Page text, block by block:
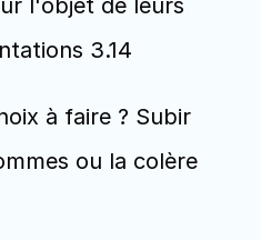
l'objet de leurs
3.14
à faire ? Subir
ou la colère